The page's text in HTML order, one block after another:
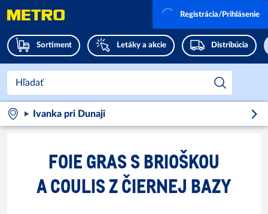
Sortiment Letáky a akcie Distribúcia
Registrácia/Prihlásenie
Ivanka pri Dunaji
FOIE GRAS S BRIOŠKOU
A COULIS Z ČIERNEJ BAZY